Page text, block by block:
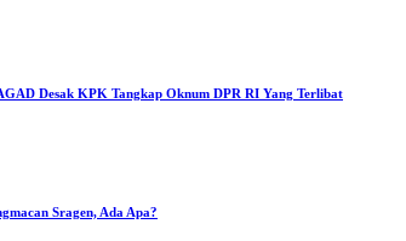
Desak KPK Tangkap Oknum DPR RI Yang Terlibat
Sragen, Ada Apa?